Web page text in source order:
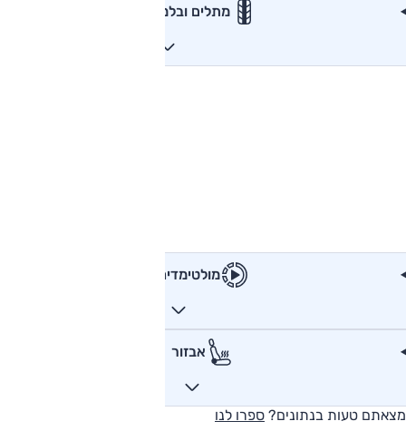
מתלים ובלמים
מולטימדיה
אבזור
מצאתם טעות בנתונים? ספרו לנו